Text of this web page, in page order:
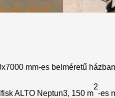
mm-es belméretű
ALTO Neptun3, 150 m
2
-es